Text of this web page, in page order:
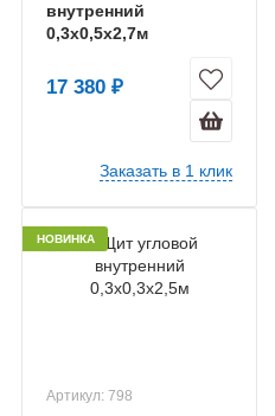
внутренний
0,3х0,5х2,7м
17 380 ₽
Заказать в 1 клик
НОВИНКА
Артикул: 798